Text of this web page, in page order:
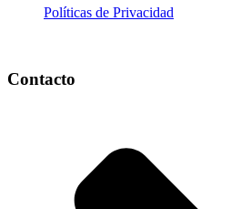
Políticas de Privacidad
Contacto